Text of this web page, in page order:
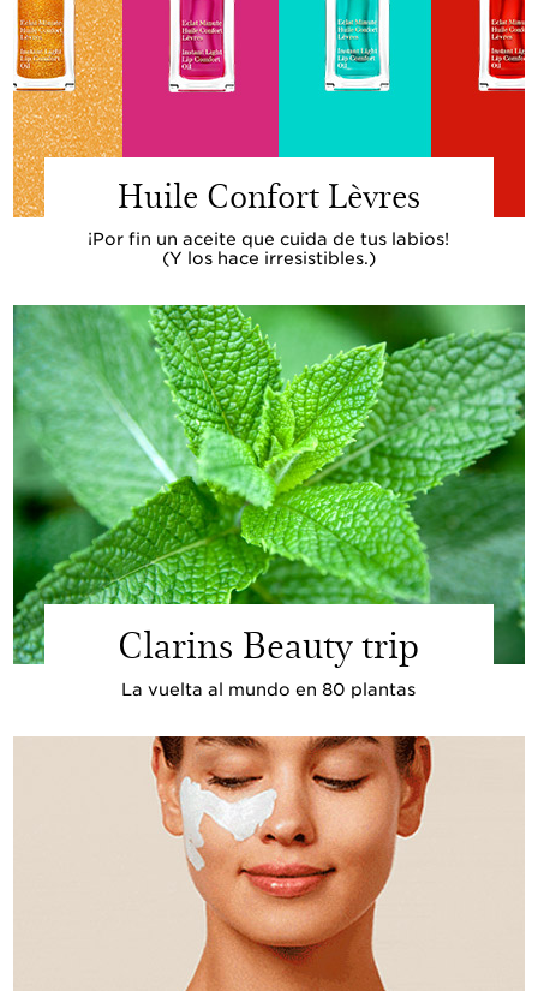
Huile Confort Lèvres
¡Por fin un aceite que cuida de tus labios!
(Y los hace irresistibles.)
Clarins Beauty trip
La vuelta al mundo en 80 plantas